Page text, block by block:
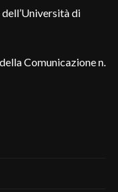
di
Comunicazione n.